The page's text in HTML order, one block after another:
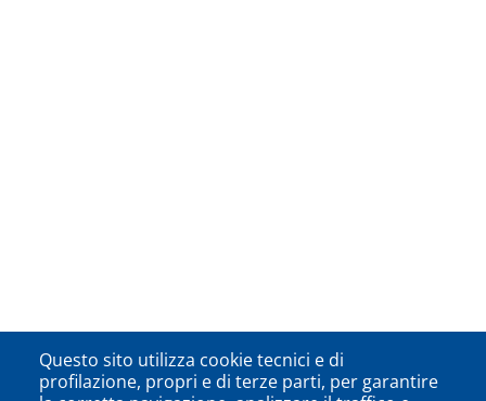
Questo sito utilizza cookie tecnici e di
profilazione, propri e di terze parti, per garantire